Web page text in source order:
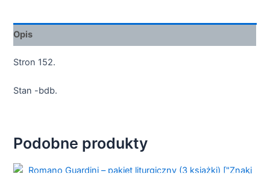
Opis
Stron 152.
Stan -bdb.
Podobne produkty